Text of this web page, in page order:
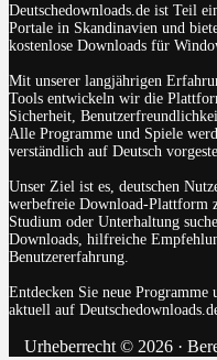
Deutschedownloads.de ist Teil
Portale in Skandinavien und
kostenlose Downloads für
Mit unserer langjährigen
Tools entwickeln wir die
Sicherheit,
Alle Programme und Spiele
verständlich auf Deutsch
Unser Ziel ist es, deutschen
werbefreie Download-Plattform
Studium oder Unterhaltung
Downloads, hilfreiche
Benutzererfahrung.
Entdecken Sie neue
aktuell auf
Urheberrecht © 2026 ·